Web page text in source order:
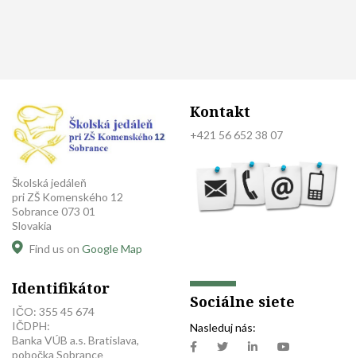
Školská jedáleň
pri ZŠ Komenského 12
Sobrance 073 01
Slovakia
Find us on Google Map
Kontakt
+421 56 652 38 07
Identifikátor
IČO: 355 45 674
IČDPH:
Banka VÚB a.s. Bratislava,
pobočka Sobrance
Sociálne siete
Nasleduj nás: